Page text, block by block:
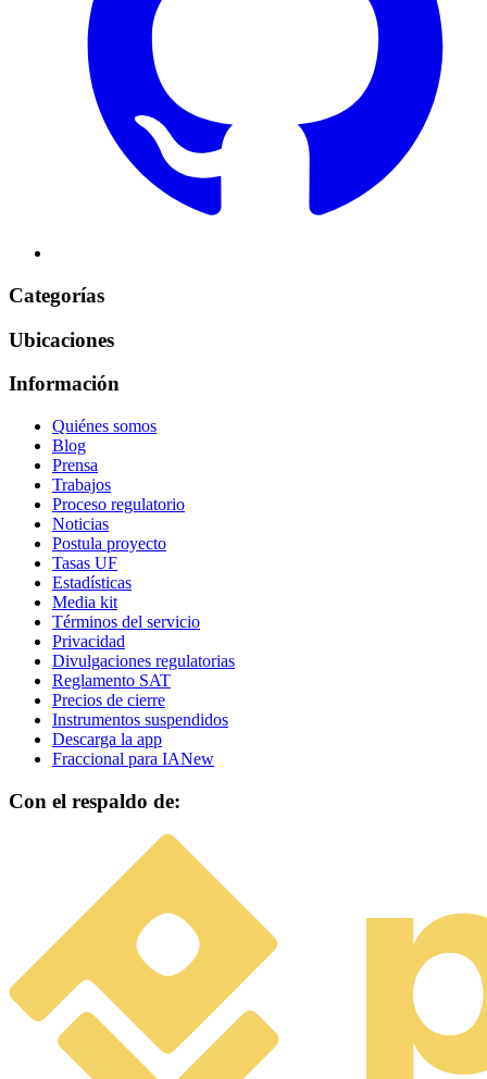
Categorías
Ubicaciones
Información
Quiénes somos
Blog
Prensa
Trabajos
Proceso regulatorio
Noticias
Postula proyecto
Tasas UF
Estadísticas
Media kit
Términos del servicio
Privacidad
Divulgaciones regulatorias
Reglamento SAT
Precios de cierre
Instrumentos suspendidos
Descarga la app
Fraccional para IANew
Con el respaldo de: